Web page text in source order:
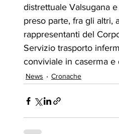
distrettuale Valsugana
preso parte, fra gli altri,
rappresentanti del
Servizio trasporto
conviviale in caserma e
News Cronache